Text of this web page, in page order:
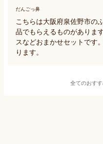
だんごっ鼻
こちらは大阪府泉佐野市の
品でもらえるものがありま
スなどおまかせセットです
ります。
全てのおすす